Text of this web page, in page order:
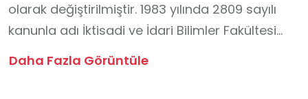
olarak değiştirilmiştir. 1983 yılında 2809 sayılı
kanunla adı İktisadi ve İdari Bilimler Fakültesi
olarak değiştirilmiş ve İnönü Üniversitesine
Daha Fazla Görüntüle